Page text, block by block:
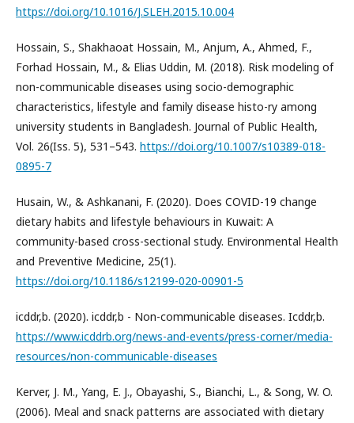
https://doi.org/10.1016/J.SLEH.2015.10.004
Hossain, S., Shakhaoat Hossain, M., Anjum, A., Ahmed, F.,
Forhad Hossain, M., & Elias Uddin, M. (2018). Risk modeling of
non-communicable diseases using socio-demographic
characteristics, lifestyle and family disease histo-ry among
university students in Bangladesh. Journal of Public Health,
Vol. 26(Iss. 5), 531–543. https://doi.org/10.1007/s10389-018-
0895-7
Husain, W., & Ashkanani, F. (2020). Does COVID-19 change
dietary habits and lifestyle behaviours in Kuwait: A
community-based cross-sectional study. Environmental Health
and Preventive Medicine, 25(1).
https://doi.org/10.1186/s12199-020-00901-5
icddr,b. (2020). icddr,b - Non-communicable diseases. Icddr,b.
https://www.icddrb.org/news-and-events/press-corner/media-
resources/non-communicable-diseases
Kerver, J. M., Yang, E. J., Obayashi, S., Bianchi, L., & Song, W. O.
(2006). Meal and snack patterns are associated with dietary